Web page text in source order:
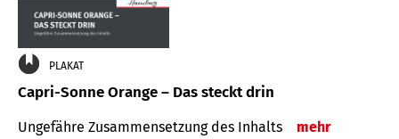
PLAKAT
Capri-Sonne Orange – Das steckt drin
Ungefähre Zu­sammen­setzung des Inhalts mehr